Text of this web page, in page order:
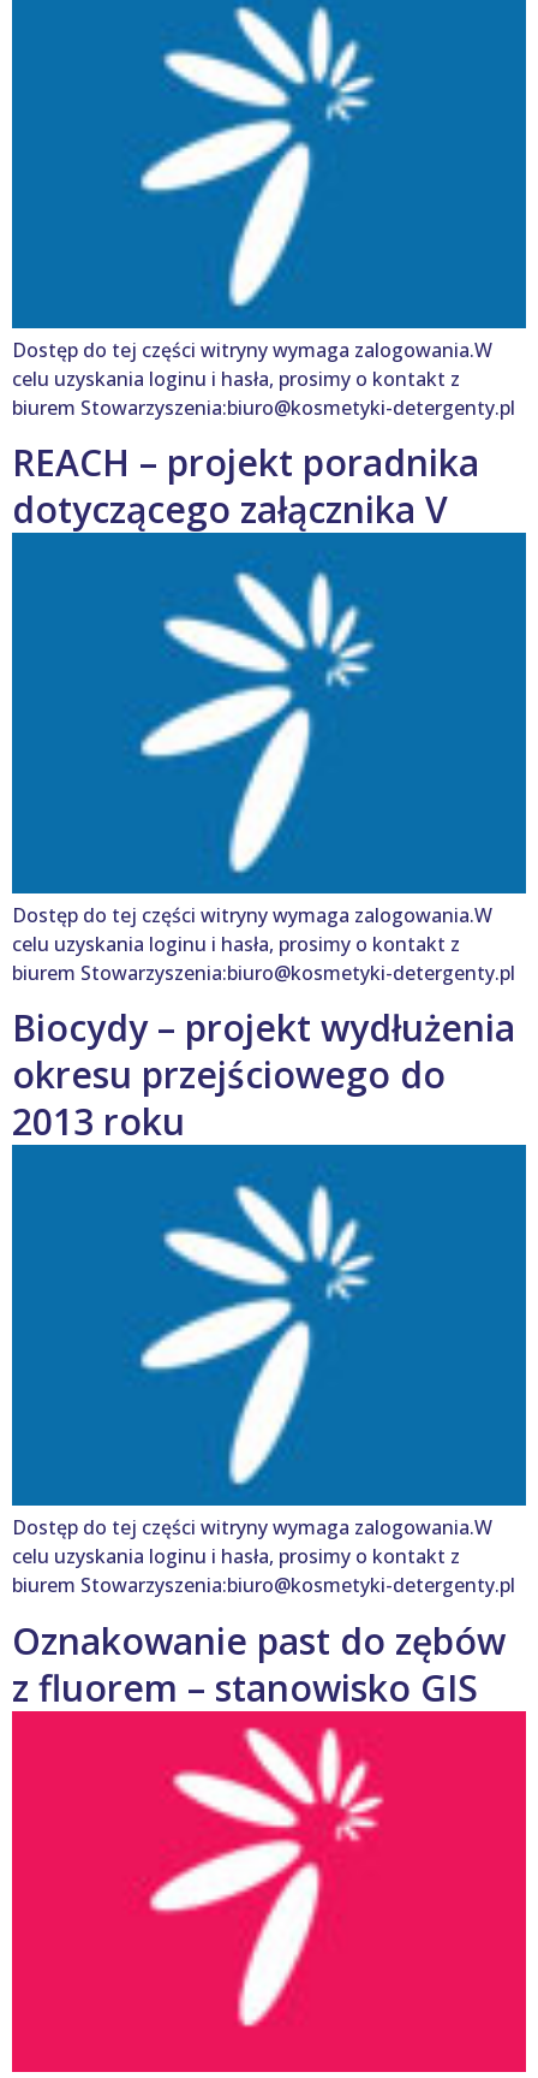
Dostęp do tej części witryny wymaga zalogowania.W
celu uzyskania loginu i hasła, prosimy o kontakt z
biurem Stowarzyszenia:biuro@kosmetyki-detergenty.pl
REACH – projekt poradnika
dotyczącego załącznika V
Dostęp do tej części witryny wymaga zalogowania.W
celu uzyskania loginu i hasła, prosimy o kontakt z
biurem Stowarzyszenia:biuro@kosmetyki-detergenty.pl
Biocydy – projekt wydłużenia
okresu przejściowego do
2013 roku
Dostęp do tej części witryny wymaga zalogowania.W
celu uzyskania loginu i hasła, prosimy o kontakt z
biurem Stowarzyszenia:biuro@kosmetyki-detergenty.pl
Oznakowanie past do zębów
z fluorem – stanowisko GIS